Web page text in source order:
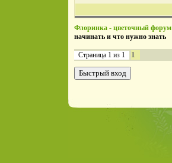
Флоринка - цветочный форум
начинать и что нужно знать
Страница 1 из 1 1